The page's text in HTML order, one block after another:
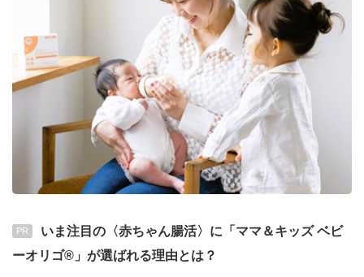
PR
いま注目の〈赤ちゃん腸活〉に「ママ＆キッズ ベビ
ーオリゴ®」が選ばれる理由とは？